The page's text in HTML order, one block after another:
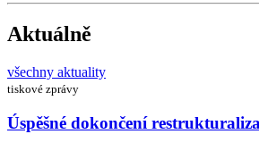
Aktuálně
všechny aktuality
tiskové zprávy
Úspěšné dokončení